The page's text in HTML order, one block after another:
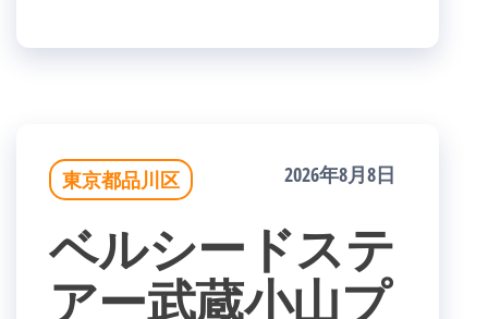
東京都品川区 2026年8月8日
ベルシードステ
アー武蔵小山プ